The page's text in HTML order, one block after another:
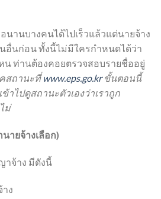
านบางคนได้ไปเร็วแล้วแต่นายจ้าง
นอื่นก่อน ทั้งนี้ไม่มีใครกำหนดได้ว่า
น ท่านต้องคอยตรวจสอบรายชื่ออยู่
สถานะที่www.eps.go.krขั้นตอนนี้
าไปดูสถานะตัวเองว่าเราถูก
ม่
นายจ้างเลือก)
าจ้าง มีดังนี้
ง